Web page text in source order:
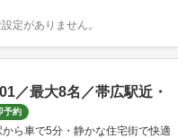
定がありません。
／最大8名／帯広駅近・
予約
ら車で5分・静かな住宅街で快適